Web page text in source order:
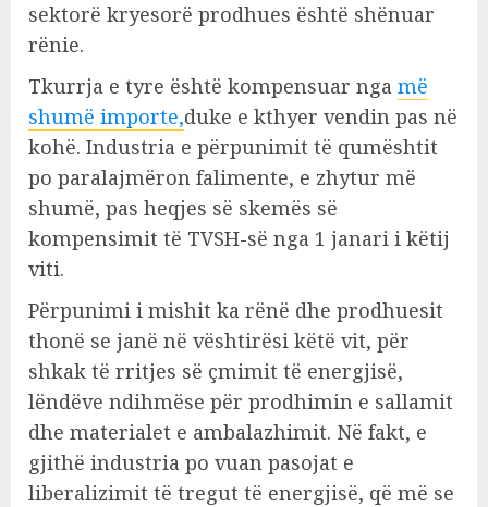
sektorë kryesorë prodhues është shënuar
rënie.
Tkurrja e tyre është kompensuar nga më
shumë importe,duke e kthyer vendin pas në
kohë. Industria e përpunimit të qumështit
po paralajmëron falimente, e zhytur më
shumë, pas heqjes së skemës së
kompensimit të TVSH-së nga 1 janari i këtij
viti.
Përpunimi i mishit ka rënë dhe prodhuesit
thonë se janë në vështirësi këtë vit, për
shkak të rritjes së çmimit të energjisë,
lëndëve ndihmëse për prodhimin e sallamit
dhe materialet e ambalazhimit. Në fakt, e
gjithë industria po vuan pasojat e
liberalizimit të tregut të energjisë, që më se